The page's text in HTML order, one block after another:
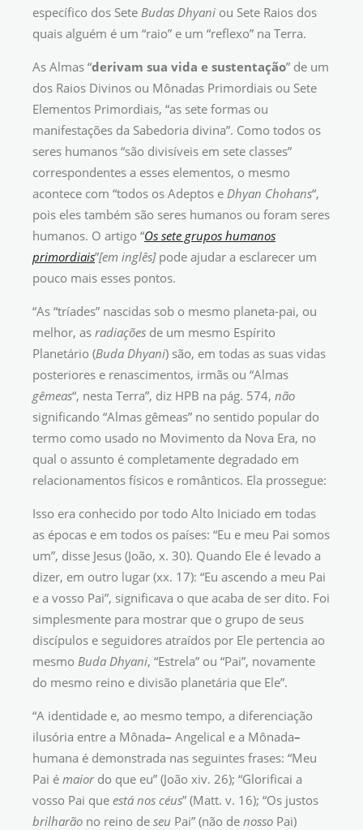
específico dos Sete Budas Dhyani ou Sete Raios dos
quais alguém é um “raio” e um “reflexo” na Terra.
As Almas “derivam sua vida e sustentação” de um
dos Raios Divinos ou Mônadas Primordiais ou Sete
Elementos Primordiais, “as sete formas ou
manifestações da Sabedoria divina”. Como todos os
seres humanos “são divisíveis em sete classes”
correspondentes a esses elementos, o mesmo
acontece com “todos os Adeptos e Dhyan Chohans“,
pois eles também são seres humanos ou foram seres
humanos. O artigo “Os sete grupos humanos
primordiais”[em inglês]pode ajudar a esclarecer um
pouco mais esses pontos.
“As “tríades” nascidas sob o mesmo planeta-pai, ou
melhor, as radiações de um mesmo Espírito
Planetário (Buda Dhyani) são, em todas as suas vidas
posteriores e renascimentos, irmãs ou “Almas
gêmeas“, nesta Terra”, diz HPB na pág. 574, não
significando “Almas gêmeas” no sentido popular do
termo como usado no Movimento da Nova Era, no
qual o assunto é completamente degradado em
relacionamentos físicos e românticos. Ela prossegue:
Isso era conhecido por todo Alto Iniciado em todas
as épocas e em todos os países: “Eu e meu Pai somos
um”, disse Jesus (João, x. 30). Quando Ele é levado a
dizer, em outro lugar (xx. 17): “Eu ascendo a meu Pai
e a vosso Pai”, significava o que acaba de ser dito. Foi
simplesmente para mostrar que o grupo de seus
discípulos e seguidores atraídos por Ele pertencia ao
mesmo Buda Dhyani, “Estrela” ou “Pai”, novamente
do mesmo reino e divisão planetária que Ele”.
“A identidade e, ao mesmo tempo, a diferenciação
ilusória entre a Mônada– Angelical e a Mônada–
humana é demonstrada nas seguintes frases: “Meu
Pai é maiordo que eu” (João xiv. 26); “Glorificai a
vosso Pai que está nos céus” (Matt. v. 16); “Os justos
brilharão no reino de seu Pai” (não de nosso Pai)